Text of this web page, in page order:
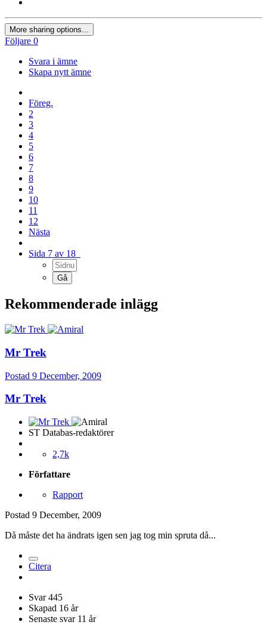
More sharing options...
Följare 0
Svara i ämne
Skapa nytt ämne
Föreg.
2
3
4
5
6
7
8
9
10
11
12
Nästa
Sida 7 av 18
Rekommenderade inlägg
Mr Trek
Postad 9 December, 2009
Mr Trek
ST Databas-redaktörer
2,7k
Författare
Rapport
Postad 9 December, 2009
Då måste det ha ändrats igen sen jag tog min spruta då...
Citera
Svar 445
Skapad 16 år
Senaste svar 11 år